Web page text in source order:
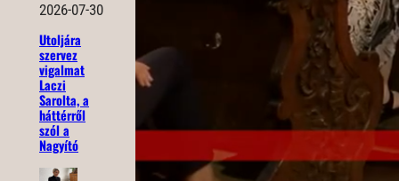
2026-07-30
Utoljára
szervez
vigalmat
Laczi
Sarolta, a
háttérről
szól a
Nagyító